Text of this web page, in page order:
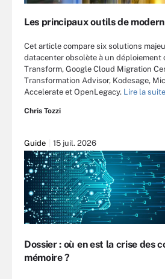
Les principaux outils de
Cet article compare six solutions
datacenter obsolète à un déploiement
Transform, Google Cloud Migration
Transformation Advisor, Kodesage,
Accelerate et OpenLegacy. Lire la suite
Chris Tozzi
Guide 15 juil. 2026
Dossier : où en est la crise des
mémoire ?